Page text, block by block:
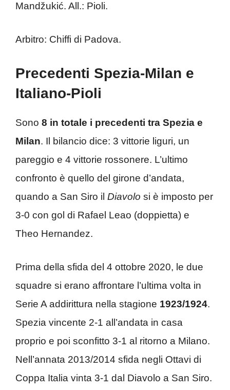
Mandžukić. All.: Pioli.
Arbitro: Chiffi di Padova.
Precedenti Spezia-Milan e
Italiano-Pioli
Sono 8 in totale i precedenti tra Spezia e
Milan. Il bilancio dice: 3 vittorie liguri, un
pareggio e 4 vittorie rossonere. L’ultimo
confronto è quello del girone d’andata,
quando a San Siro il Diavolo si è imposto per
3-0 con gol di Rafael Leao (doppietta) e
Theo Hernandez.
Prima della sfida del 4 ottobre 2020, le due
squadre si erano affrontare l’ultima volta in
Serie A addirittura nella stagione 1923/1924.
Spezia vincente 2-1 all’andata in casa
proprio e poi sconfitto 3-1 al ritorno a Milano.
Nell’annata 2013/2014 sfida negli Ottavi di
Coppa Italia vinta 3-1 dal Diavolo a San Siro.